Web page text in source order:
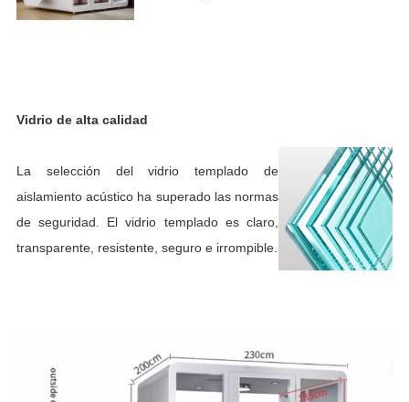
Vidrio de alta calidad
La selección del vidrio templado de
aislamiento acústico ha superado las normas
de seguridad. El vidrio templado es claro,
transparente, resistente, seguro e irrompible.